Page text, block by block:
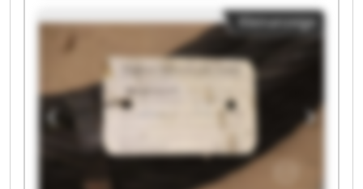
Absaugtechnik GmbH D&M Absaugtechnik
GmbH D&M Absaugtechnik GmbH D&M
Absaugtechnik GmbH D&M Absaugtechnik
GmbH D&M Absaugtechnik GmbH D&M
Absaugtechnik GmbH D&M Absaugtechnik
GmbH D&M Absaugtechnik GmbH D&M
Absaugtechnik GmbH D&M Absaugtechnik
GmbH D&M Absaugtechnik GmbH D&M
Absaugtechnik GmbH D&M Absaugtechnik
Kleinanzeige